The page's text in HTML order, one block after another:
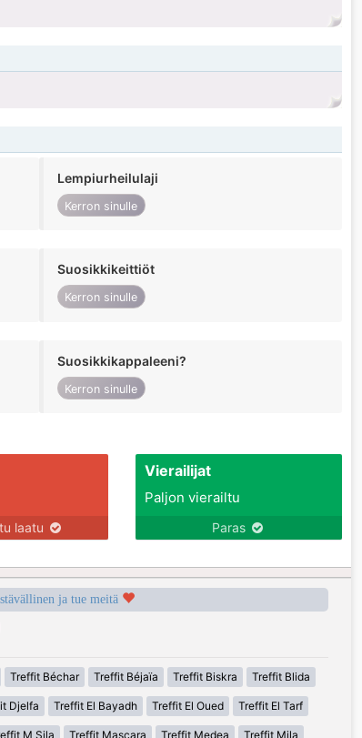
Lempiurheilulaji
Kerron sinulle
Suosikkikeittiöt
Kerron sinulle
Suosikkikappaleeni?
Kerron sinulle
laatu
Vierailijat
Paljon vierailtu
Paras
ja tue meitä
Treffit Béchar Treffit Béjaïa Treffit Biskra Treffit Blida
Djelfa Treffit El Bayadh Treffit El Oued Treffit El Tarf
M Sila Treffit Mascara Treffit Medea Treffit Mila